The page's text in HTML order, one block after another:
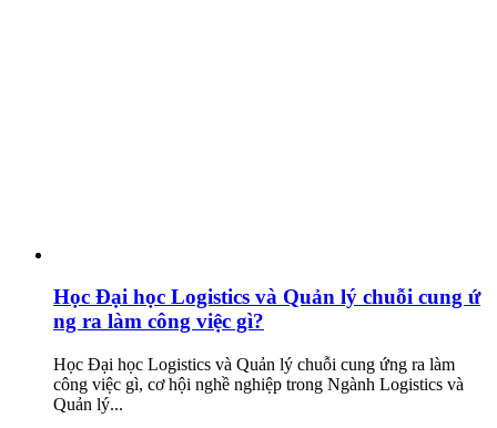
Học Đại học Logistics và Quản lý chuỗi cung ứ
ng ra làm công việc gì?
Học Đại học Logistics và Quản lý chuỗi cung ứng ra làm
công việc gì, cơ hội nghề nghiệp trong Ngành Logistics và
Quản lý...